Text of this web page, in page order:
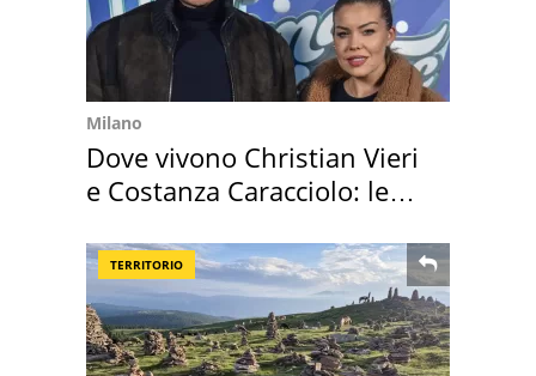
Milano
Dove vivono Christian Vieri
e Costanza Caracciolo: le
TERRITORIO